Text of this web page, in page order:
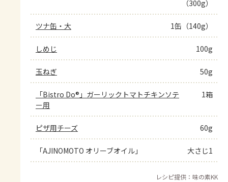
（300g）
ツナ缶・大 1缶（140g）
しめじ 100g
玉ねぎ 50g
「Bistro Do®」ガーリックトマトチキンソテ
ー用
1箱
ピザ用チーズ 60g
「AJINOMOTO オリーブオイル」 大さじ1
レシピ提供：味の素KK